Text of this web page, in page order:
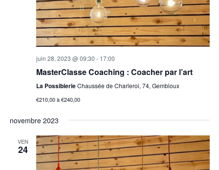
juin 28, 2023 @ 09:30 - 17:00
MasterClasse Coaching : Coacher par l’art
La PossiblerieChaussée de Charleroi, 74, Gembloux
€210,00 à €240,00
novembre 2023
VEN
24